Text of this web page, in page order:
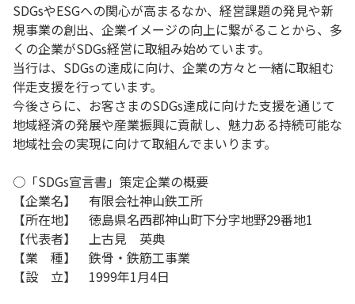
SDGsやESGへの関心が高まるなか、経営課題の発見や新
規事業の創出、企業イメージの向上に繋がることから、多
くの企業がSDGs経営に取組み始めています。
当行は、SDGsの達成に向け、企業の方々と一緒に取組む
伴走支援を行っています。
今後さらに、お客さまのSDGs達成に向けた支援を通じて
地域経済の発展や産業振興に貢献し、魅力ある持続可能な
地域社会の実現に向けて取組んでまいります。
○「SDGs宣言書」策定企業の概要
【企業名】 有限会社神山鉄工所
【所在地】 徳島県名西郡神山町下分字地野29番地1
【代表者】 上古見 英典
【業 種】 鉄骨・鉄筋工事業
【設 立】 1999年1月4日